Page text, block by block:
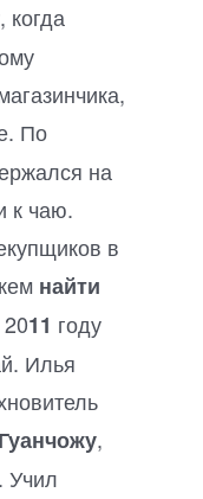
, когда
По
на
к чаю.
в
найти
11 году
Илья
,
Учил